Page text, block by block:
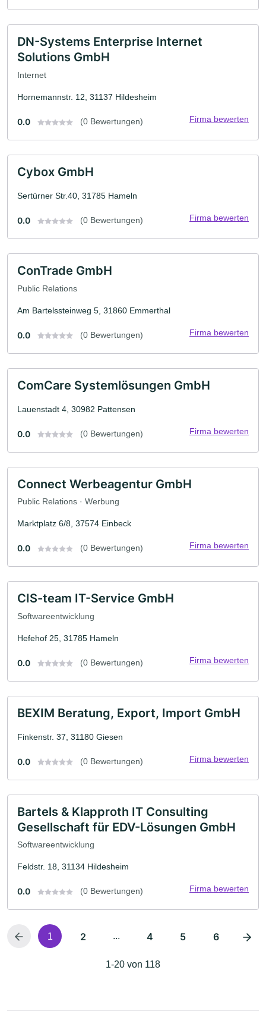
DN-Systems Enterprise Internet
Solutions GmbH
Internet
Hornemannstr. 12, 31137 Hildesheim
0.0 (0 Bewertungen) Firma bewerten
Cybox GmbH
Sertürner Str.40, 31785 Hameln
0.0 (0 Bewertungen) Firma bewerten
ConTrade GmbH
Public Relations
Am Bartelssteinweg 5, 31860 Emmerthal
0.0 (0 Bewertungen) Firma bewerten
ComCare Systemlösungen GmbH
Lauenstadt 4, 30982 Pattensen
0.0 (0 Bewertungen) Firma bewerten
Connect Werbeagentur GmbH
Public Relations · Werbung
Marktplatz 6/8, 37574 Einbeck
0.0 (0 Bewertungen) Firma bewerten
CIS-team IT-Service GmbH
Softwareentwicklung
Hefehof 25, 31785 Hameln
0.0 (0 Bewertungen) Firma bewerten
BEXIM Beratung, Export, Import GmbH
Finkenstr. 37, 31180 Giesen
0.0 (0 Bewertungen) Firma bewerten
Bartels & Klapproth IT Consulting
Gesellschaft für EDV-Lösungen GmbH
Softwareentwicklung
Feldstr. 18, 31134 Hildesheim
0.0 (0 Bewertungen) Firma bewerten
1 2 ... 4 5 6
1-20 von 118